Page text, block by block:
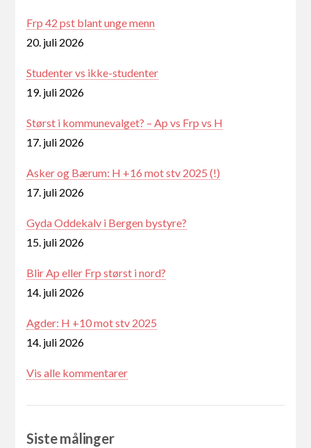
Frp 42 pst blant unge menn
20. juli 2026
Studenter vs ikke-studenter
19. juli 2026
Størst i kommunevalget? – Ap vs Frp vs H
17. juli 2026
Asker og Bærum: H +16 mot stv 2025 (!)
17. juli 2026
Gyda Oddekalv i Bergen bystyre?
15. juli 2026
Blir Ap eller Frp størst i nord?
14. juli 2026
Agder: H +10 mot stv 2025
14. juli 2026
Vis alle kommentarer
Siste målinger